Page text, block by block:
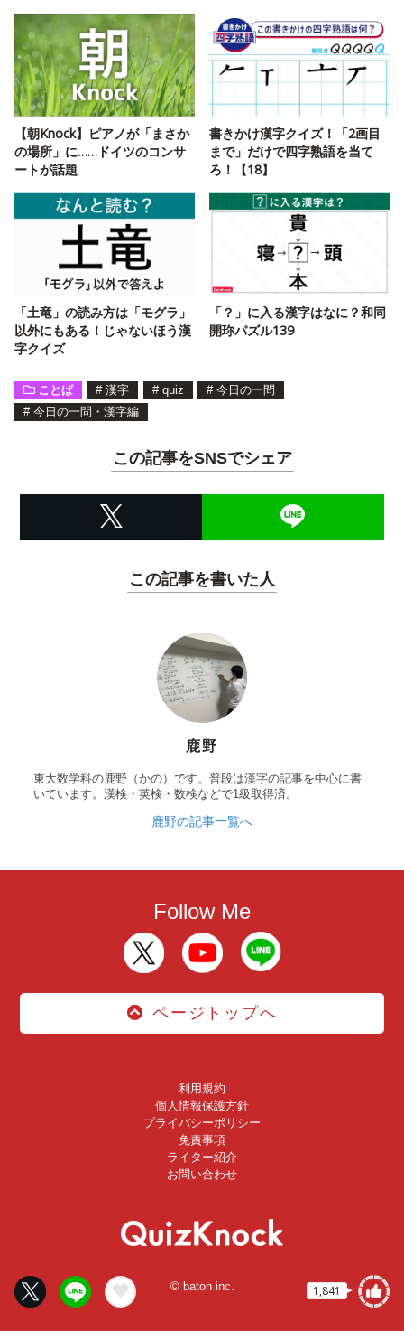
1,841
【朝Knock】ピアノが「まさか
の場所」に……ドイツのコンサ
ートが話題
書きかけ漢字クイズ！「2画目
まで」だけで四字熟語を当て
ろ！【18】
「土竜」の読み方は「モグラ」
以外にもある！じゃないほう漢
字クイズ
「？」に入る漢字はなに？和同
開珎パズル139
ことば # 漢字 # quiz # 今日の一問
# 今日の一問・漢字編
この記事をSNSでシェア
この記事を書いた人
鹿野
東大数学科の鹿野（かの）です。普段は漢字の記事を中心に書
いています。漢検・英検・数検などで1級取得済。
鹿野の記事一覧へ
Follow Me
ページトップへ
利用規約
個人情報保護方針
プライバシーポリシー
免責事項
ライター紹介
お問い合わせ
© baton inc.